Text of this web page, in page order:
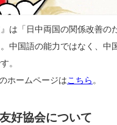
』は「日中両国の関係改善
中国語の能力ではなく、
。
ホームページはこちら。
好協会について